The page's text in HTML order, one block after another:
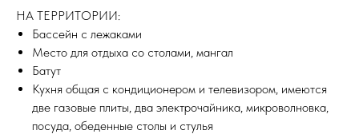
НА ТЕРРИТОРИИ:
Бассейн с лежаками
Место для отдыха со столами, мангал
Батут
Кухня общая с кондиционером и телевизором, имеются
две газовые плиты, два электрочайника, микроволновка,
посуда, обеденные столы и стулья